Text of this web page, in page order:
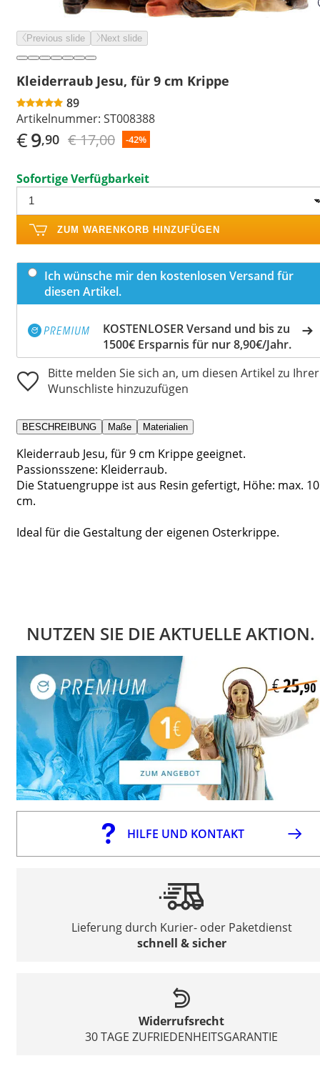
Previous slide Next slide
Kleiderraub Jesu, für 9 cm Krippe
89
Artikelnummer: ST008388
€9,90 € 17,00 -42%
Sofortige Verfügbarkeit
ZUM WARENKORB HINZUFÜGEN
Ich wünsche mir den kostenlosen Versand für
diesen Artikel.
KOSTENLOSER Versand und bis zu
1500€ Ersparnis für nur 8,90€/Jahr.
Bitte melden Sie sich an, um diesen Artikel zu Ihrer
Wunschliste hinzuzufügen
BESCHREIBUNG Maße Materialien
Kleiderraub Jesu, für 9 cm Krippe geeignet.
Passionsszene: Kleiderraub.
Die Statuengruppe ist aus Resin gefertigt, Höhe: max. 10
cm.
Ideal für die Gestaltung der eigenen Osterkrippe.
NUTZEN SIE DIE AKTUELLE AKTION.
HILFE UND KONTAKT
Lieferung durch Kurier- oder Paketdienst
schnell & sicher
Widerrufsrecht
30 TAGE ZUFRIEDENHEITSGARANTIE